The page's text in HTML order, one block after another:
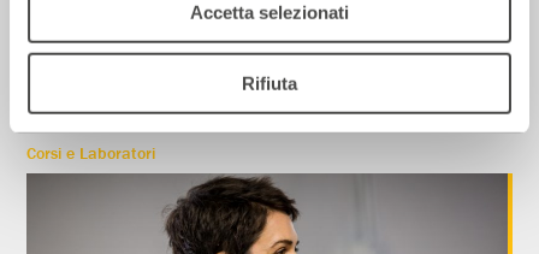
Accetta selezionati
Rifiuta
Castagne matte
2018 - 2019
Corsi e Laboratori